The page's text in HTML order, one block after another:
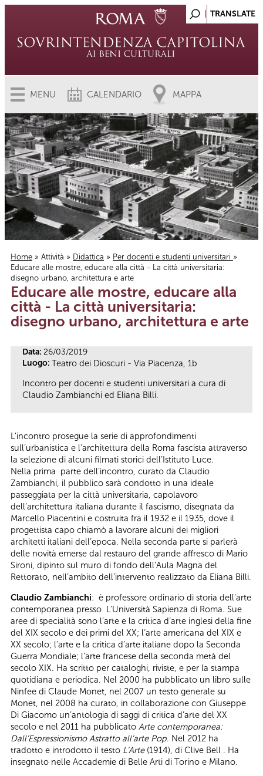
MENU CALENDARIO MAPPA
Tu sei qui
Home » Attività » Didattica » Per docenti e studenti universitari »
Educare alle mostre, educare alla città - La città universitaria:
disegno urbano, architettura e arte
Educare alle mostre, educare alla
città - La città universitaria:
disegno urbano, architettura e arte
Data: 26/03/2019
Luogo: Teatro dei Dioscuri - Via Piacenza, 1b
Incontro per docenti e studenti universitari a cura di
Claudio Zambianchi ed Eliana Billi.
L’incontro prosegue la serie di approfondimenti
sull’urbanistica e l’architettura della Roma fascista attraverso
la selezione di alcuni filmati storici dell’Istituto Luce.
Nella prima parte dell’incontro, curato da Claudio
Zambianchi, il pubblico sarà condotto in una ideale
passeggiata per la città universitaria, capolavoro
dell’architettura italiana durante il fascismo, disegnata da
Marcello Piacentini e costruita fra il 1932 e il 1935, dove il
progettista capo chiamò a lavorare alcuni dei migliori
architetti italiani dell’epoca. Nella seconda parte si parlerà
delle novità emerse dal restauro del grande affresco di Mario
Sironi, dipinto sul muro di fondo dell’Aula Magna del
Rettorato, nell’ambito dell’intervento realizzato da Eliana Billi.
Claudio Zambianchi: è professore ordinario di storia dell’arte
contemporanea presso L’Università Sapienza di Roma. Sue
aree di specialità sono l’arte e la critica d’arte inglesi della fine
del XIX secolo e dei primi del XX; l‘arte americana del XIX e
XX secolo; l’arte e la critica d’arte italiane dopo la Seconda
Guerra Mondiale; l’arte francese della seconda metà del
secolo XIX. Ha scritto per cataloghi, riviste, e per la stampa
quotidiana e periodica. Nel 2000 ha pubblicato un libro sulle
Ninfee di Claude Monet, nel 2007 un testo generale su
Monet, nel 2008 ha curato, in collaborazione con Giuseppe
Di Giacomo un’antologia di saggi di critica d’arte del XX
secolo e nel 2011 ha pubblicato Arte contemporanea:
Dall’Espressionismo Astratto all’arte Pop. Nel 2012 ha
tradotto e introdotto il testo L’Arte(1914), di Clive Bell . Ha
insegnato nelle Accademie di Belle Arti di Torino e Milano.